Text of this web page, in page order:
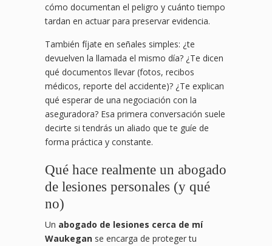
cómo documentan el peligro y cuánto tiempo
tardan en actuar para preservar evidencia.
También fíjate en señales simples: ¿te
devuelven la llamada el mismo día? ¿Te dicen
qué documentos llevar (fotos, recibos
médicos, reporte del accidente)? ¿Te explican
qué esperar de una negociación con la
aseguradora? Esa primera conversación suele
decirte si tendrás un aliado que te guíe de
forma práctica y constante.
Qué hace realmente un abogado
de lesiones personales (y qué
no)
Un abogado de lesiones cerca de mí
Waukegan se encarga de proteger tu